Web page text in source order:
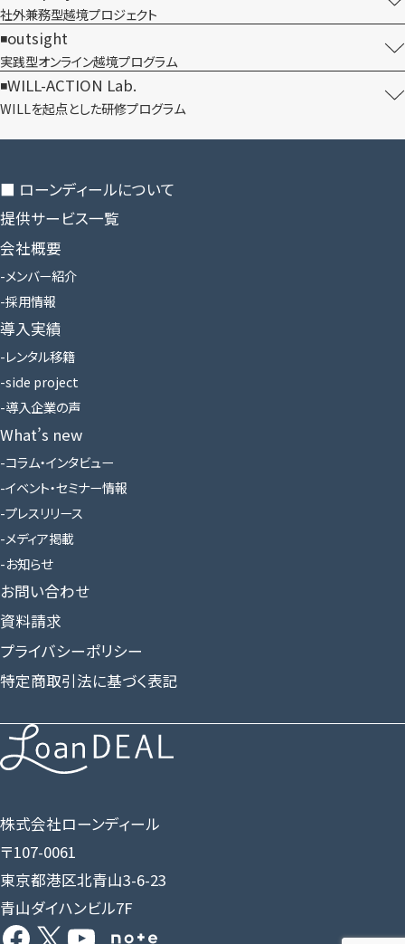
社外兼務型​越境プロジェクト
outsight
実践型オンライン​越境プログラム
WILL-ACTION Lab.
WILLを​起点とした​研修プログラム
株式会社ローンディール
〒107-0061
東京都港区北青山3-6-23
青山ダイハンビル7F
■ ローンディールに​ついて
提供サービス一覧
会社概要
メンバー紹介
採用情報
導入実績
レンタル移籍
side project
導入企業の声
What’s new
コラム・インタビュー
イベント・セミナー情報
プレスリリース
メディア掲載
お知らせ
お問い合わせ
資料請求
プライバシーポリシー
特定商取引法に基づく表記